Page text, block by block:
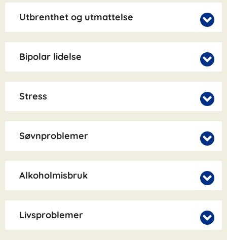
Utbrenthet og utmattelse
Bipolar lidelse
Stress
Søvnproblemer
Alkoholmisbruk
Livsproblemer